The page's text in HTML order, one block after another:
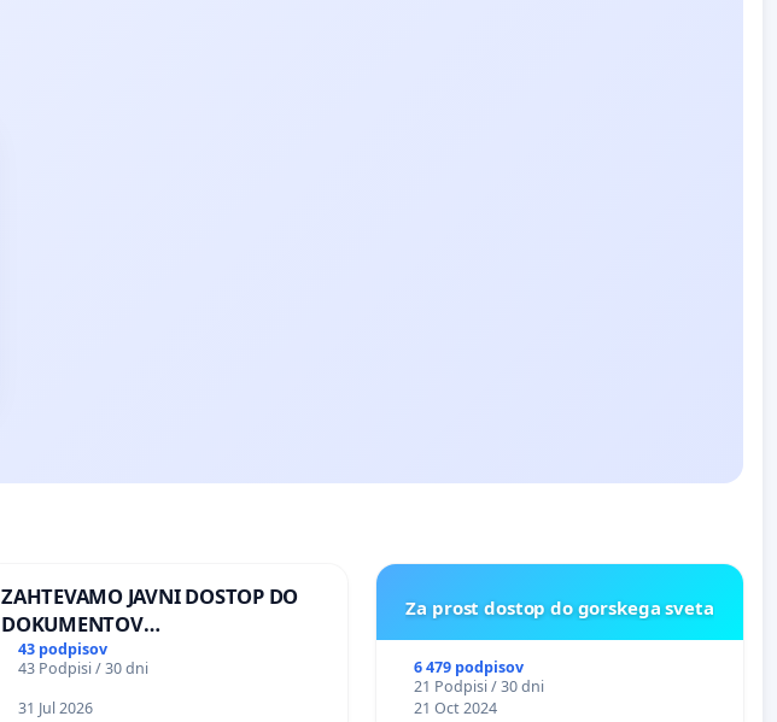
ZAHTEVAMO JAVNI DOSTOP DO
DOKUMENTOV
PARLAMENTARNIH
PREISKOVALNIH KOMISIJ O
ILEGALNI TRGOVINI Z OROŽJEM
43 podpisov
43 Podpisi / 30 dni
31 Jul 2026
Za prost dostop do gorskega sveta
6 479 podpisov
21 Podpisi / 30 dni
21 Oct 2024